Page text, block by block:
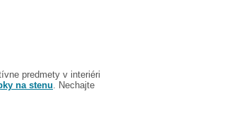
predmety v interiéri
na stenu. Nechajte